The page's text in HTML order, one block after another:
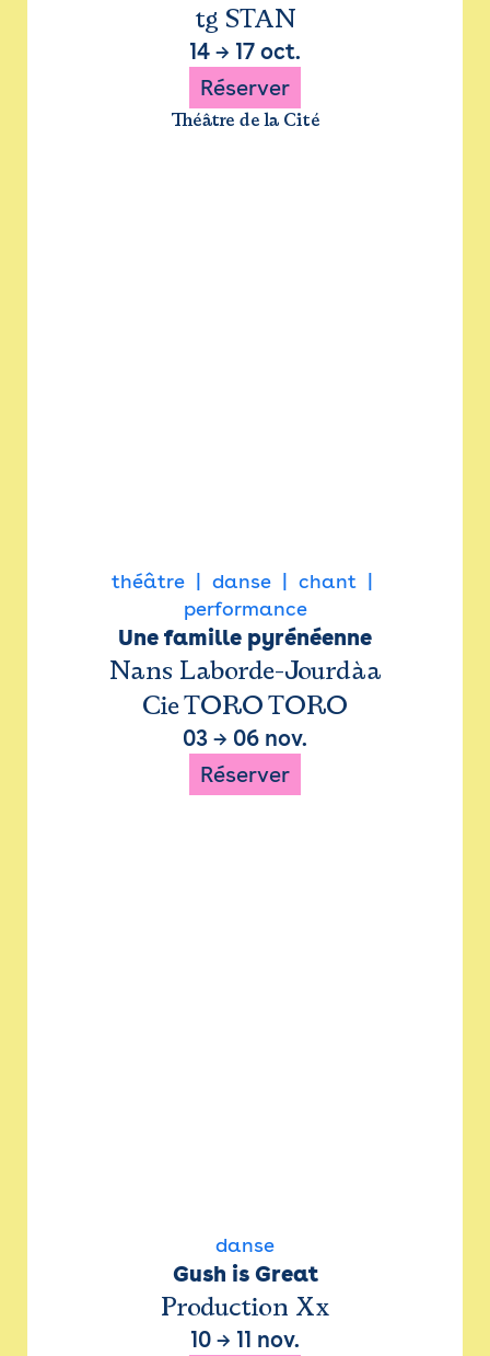
tg STAN
14 → 17 oct.
Réserver
Théâtre de la Cité
théâtre danse
chant
performance
Une famille pyrénéenne
Nans Laborde-Jourdàa
Cie TORO TORO
03 → 06 nov.
Réserver
danse
Gush is Great
Production Xx
10 → 11 nov.